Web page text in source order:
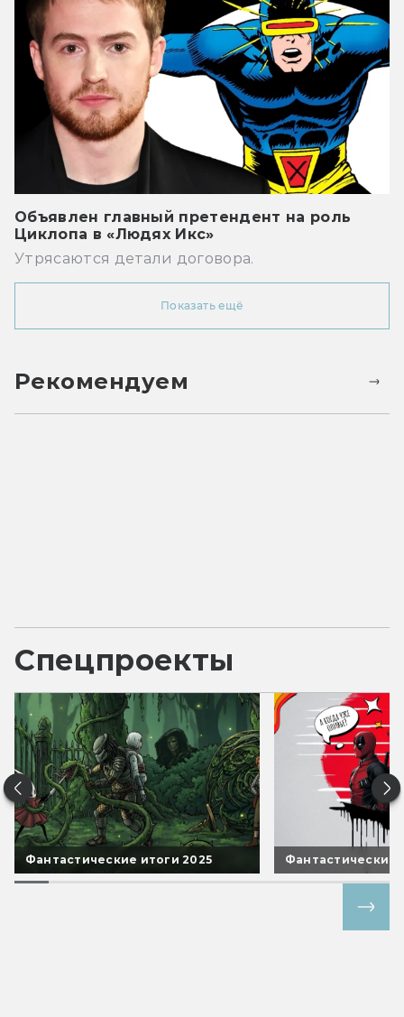
Объявлен главный претендент на роль
Циклопа в «Людях Икс»
Утрясаются детали договора.
Показать ещё
Рекомендуем
Спецпроекты
Фантастические итоги 2025 Фантастические